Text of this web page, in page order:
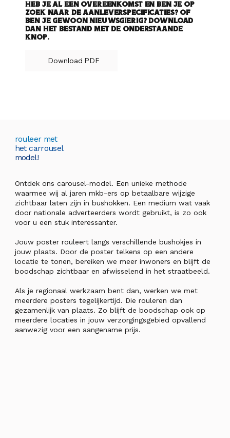
Heb je al een overeenkomst en ben je op
zoek naar de aanleverspecificaties? Of
ben je gewoon nieuwsgierig? Download
dan het bestand met de onderstaande
knop.
Download PDF
rouleer met
het carrousel
model!
Ontdek ons carousel-model. Een unieke methode
waarmee wij al jaren mkb-ers op betaalbare wijzige
zichtbaar laten zijn in bushokken. Een medium wat vaak
door nationale adverteerders wordt gebruikt, is zo ook
voor u een stuk interessanter.
Jouw poster rouleert langs verschillende bushokjes in
jouw plaats. Door de poster telkens op een andere
locatie te tonen, bereiken we meer inwoners en blijft de
boodschap zichtbaar en afwisselend in het straatbeeld.
Als je regionaal werkzaam bent dan, werken we met
meerdere posters tegelijkertijd. Die rouleren dan
gezamenlijk van plaats. Zo blijft de boodschap ook op
meerdere locaties in jouw verzorgingsgebied opvallend
aanwezig voor een aangename prijs.